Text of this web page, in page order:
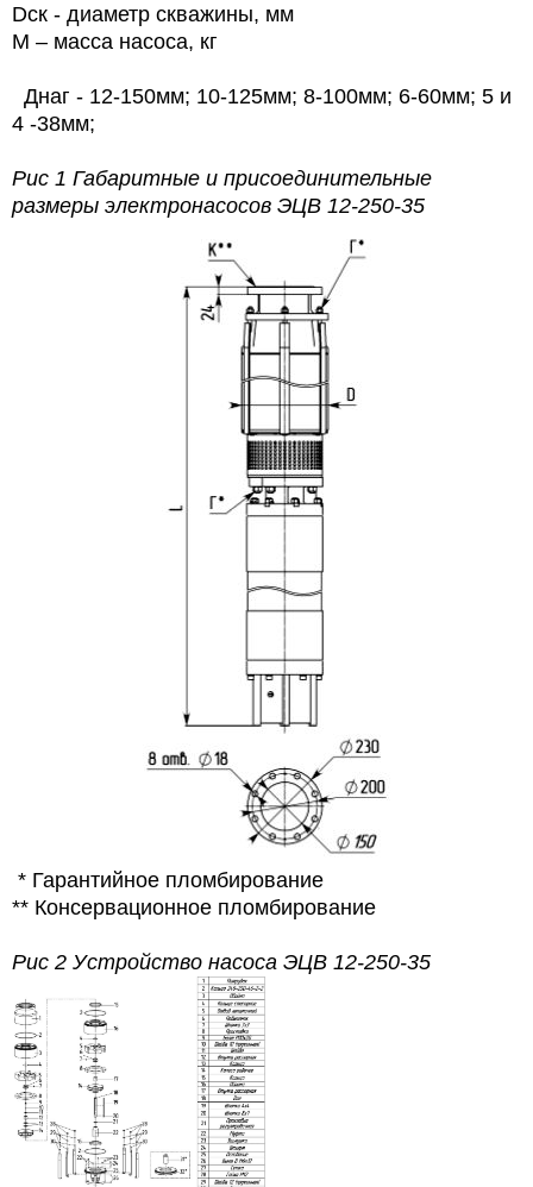
Dск - диаметр скважины, мм
M – масса насоса, кг
Днаг - 12-150мм; 10-125мм; 8-100мм; 6-60мм; 5 и
4 -38мм;
Рис 1 Габаритные и присоединительные
размеры электронасосов ЭЦВ 12-250-35
* Гарантийное пломбирование
** Консервационное пломбирование
Рис 2 Устройство насоса ЭЦВ 12-250-35